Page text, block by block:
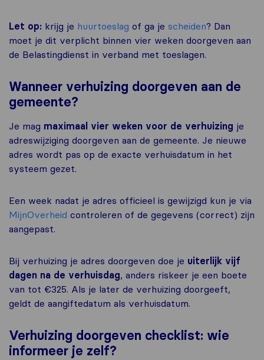
Let op: krijg je huurtoeslag of ga je scheiden? Dan
moet je dit verplicht binnen vier weken doorgeven aan
de Belastingdienst in verband met toeslagen.
Wanneer verhuizing doorgeven aan de
gemeente?
Je mag maximaal vier weken voor de verhuizing je
adreswijziging doorgeven aan de gemeente. Je nieuwe
adres wordt pas op de exacte verhuisdatum in het
systeem gezet.
Een week nadat je adres officieel is gewijzigd kun je via
MijnOverheid controleren of de gegevens (correct) zijn
aangepast.
Bij verhuizing je adres doorgeven doe je uiterlijk vijf
dagen na de verhuisdag, anders riskeer je een boete
van tot €325. Als je later de verhuizing doorgeeft,
geldt de aangiftedatum als verhuisdatum.
Verhuizing doorgeven checklist: wie
informeer je zelf?